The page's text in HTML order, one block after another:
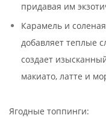
придавая им
Карамель и
добавляет теплые
создает
макиато, латте и
Ягодные топпинги: